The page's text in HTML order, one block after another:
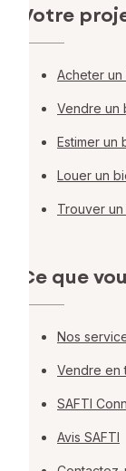
Votre
Acheter un
Vendre un
Estimer un
Louer un
Trouver
Ce que
Nos
Vendre en
SAFTI
Avis SAFTI